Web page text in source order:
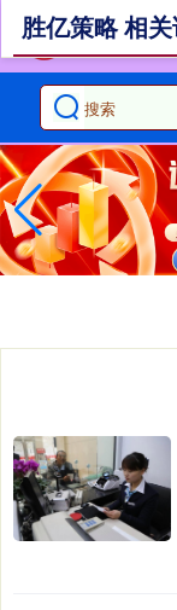
胜亿策略 相